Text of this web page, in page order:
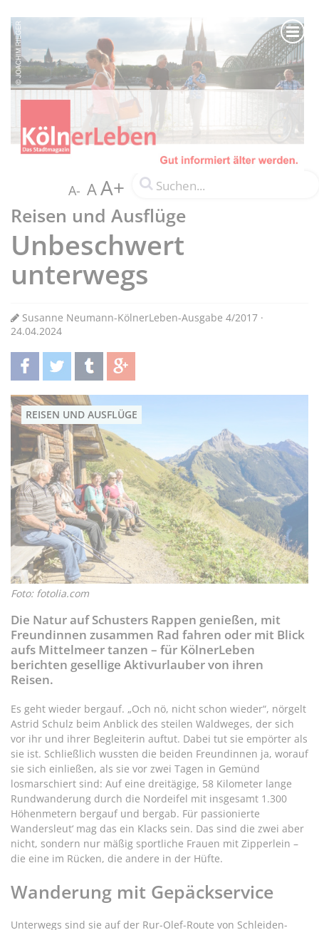
A- AA+
Reisen und Ausflüge
Unbeschwert
unterwegs
Susanne Neumann-KölnerLeben-Ausgabe 4/2017 ·
24.04.2024
teilentwittern teilen teilen
REISEN UND AUSFLÜGE
Foto: fotolia.com
Die Natur auf Schusters Rappen genießen, mit
Freundinnen zusammen Rad fahren oder mit Blick
aufs Mittelmeer tanzen – für KölnerLeben
berichten gesellige Aktivurlauber von ihren
Reisen.
Es geht wieder bergauf. „Och nö, nicht schon wieder“, nörgelt
Astrid Schulz beim Anblick des steilen Waldweges, der sich
vor ihr und ihrer Begleiterin auftut. Dabei tut sie empörter als
sie ist. Schließlich wussten die beiden Freundinnen ja, worauf
sie sich einließen, als sie vor zwei Tagen in Gemünd
losmarschiert sind: Auf eine dreitägige, 58 Kilometer lange
Rundwanderung durch die Nordeifel mit insgesamt 1.300
Höhenmetern bergauf und bergab. Für passionierte
Wandersleut‘ mag das ein Klacks sein. Das sind die zwei aber
nicht, sondern nur mäßig sportliche Frauen mit Zipperlein –
die eine im Rücken, die andere in der Hüfte.
Wanderung mit Gepäckservice
Unterwegs sind sie auf der Rur-Olef-Route von Schleiden-